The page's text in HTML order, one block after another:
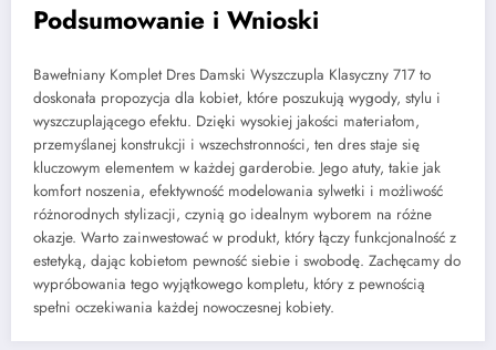
Podsumowanie i Wnioski
Bawełniany Komplet Dres Damski Wyszczupla Klasyczny 717 to
doskonała propozycja dla kobiet, które poszukują wygody, stylu i
wyszczuplającego efektu. Dzięki wysokiej jakości materiałom,
przemyślanej konstrukcji i wszechstronności, ten dres staje się
kluczowym elementem w każdej garderobie. Jego atuty, takie jak
komfort noszenia, efektywność modelowania sylwetki i możliwość
różnorodnych stylizacji, czynią go idealnym wyborem na różne
okazje. Warto zainwestować w produkt, który łączy funkcjonalność z
estetyką, dając kobietom pewność siebie i swobodę. Zachęcamy do
wypróbowania tego wyjątkowego kompletu, który z pewnością
spełni oczekiwania każdej nowoczesnej kobiety.